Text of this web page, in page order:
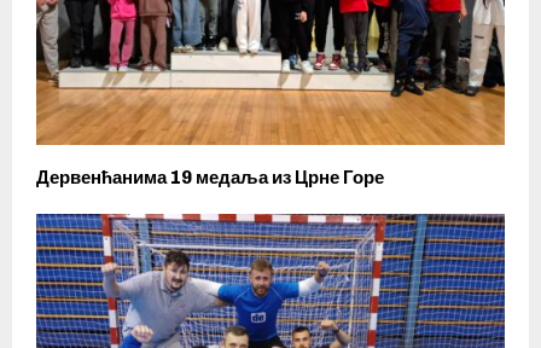
Дервенћанима 19 медаља из Црне Горе